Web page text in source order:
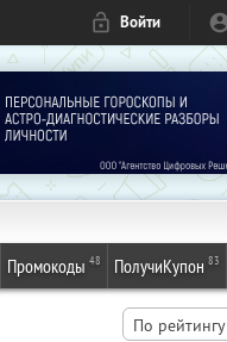
Войти
Промокоды 48 ПолучиКупон 83
По рейтингу